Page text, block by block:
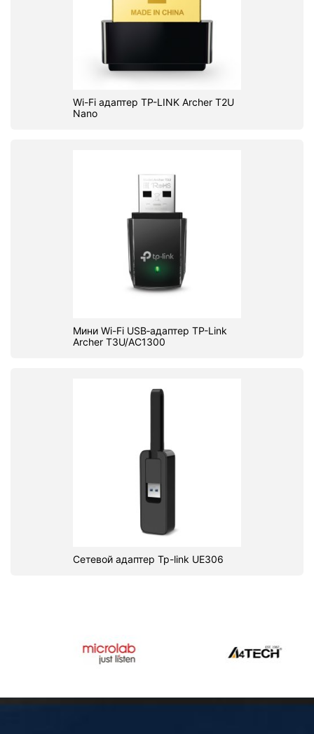
Wi-Fi адаптер TP-LINK Archer T2U
Nano
Мини Wi-Fi USB‑адаптер TP-Link
Archer T3U/AC1300
Сетевой адаптер Tp-link UE306